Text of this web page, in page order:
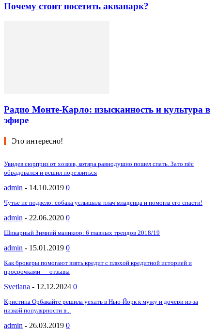
Почему стоит посетить аквапарк?
Радио Монте-Карло: изысканность и культура в
эфире
Это интересно!
Увидев сюрприз от хозяев, котяра равнодушно пошел спать. Зато пёс
обрадовался и решил порезвиться
admin - 14.10.2019 0
Чутье не подвело: собака услышала плач младенца и помогла его спасти!
admin - 22.06.2020 0
Шикарный Зимний маникюр: 6 главных трендов 2018/19
admin - 15.01.2019 0
Как брокеры помогают взять кредит с плохой кредитной историей и
просрочками — отзывы
Svetlana - 12.12.2024 0
Кристина Орбакайте решила уехать в Нью-Йорк к мужу и дочери из-за
низкой популярности в...
admin - 26.03.2019 0